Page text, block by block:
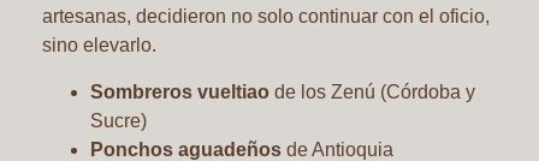
artesanas, decidieron no solo continuar con el oficio,
sino elevarlo.
Sombreros vueltiao de los Zenú (Córdoba y
Sucre)
Ponchos aguadeños de Antioquia